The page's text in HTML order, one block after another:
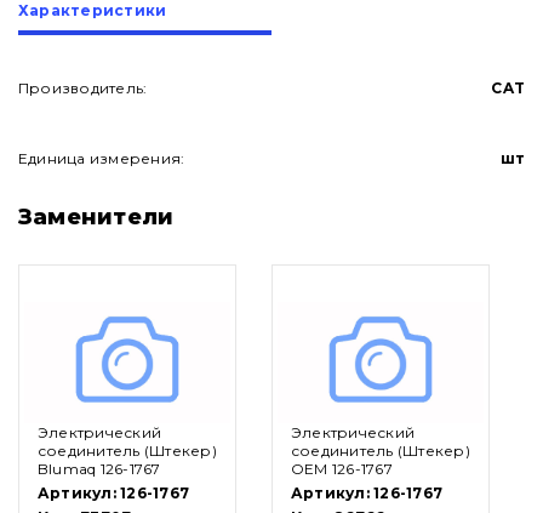
О нас
Вакансии
Каталог
Фильтры и смазочные материалы
Характеристики
Производитель: CAT
Единица измерения: шт
Заменители
Электрический
соединитель (Штекер)
Blumaq 126-1767
Артикул:126-1767
Электрический
соединитель (Штекер)
OEM 126-1767
Артикул:126-1767